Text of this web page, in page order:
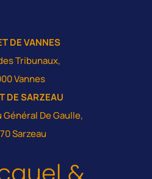
DE VANNES
Tribunaux,
Vannes
DE SARZEAU
Général De Gaulle,
Sarzeau